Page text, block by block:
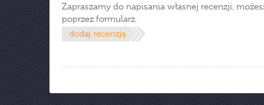
Zapraszamy do napisania własnej recenzji,
poprzez formularz.